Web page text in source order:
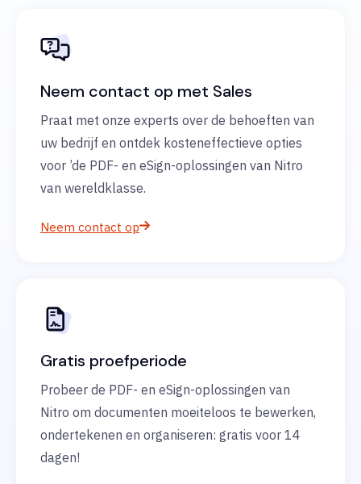
Neem contact op met Sales
Praat met onze experts over de behoeften van
uw bedrijf en ontdek kosteneffectieve opties
voor ’de PDF- en eSign-oplossingen van Nitro
van wereldklasse.
Neem contact op
Gratis proefperiode
Probeer de PDF- en eSign-oplossingen van
Nitro om documenten moeiteloos te bewerken,
ondertekenen en organiseren: gratis voor 14
dagen!